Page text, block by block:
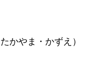
かやま・かずえ）